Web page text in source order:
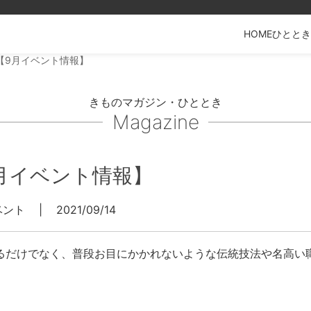
HOMEひととき
月イベント情報】
きものマガジン・ひととき
Magazine
ベント情報】
ト 2021/09/14
けでなく、普段お目にかかれないような伝統技法や名高い